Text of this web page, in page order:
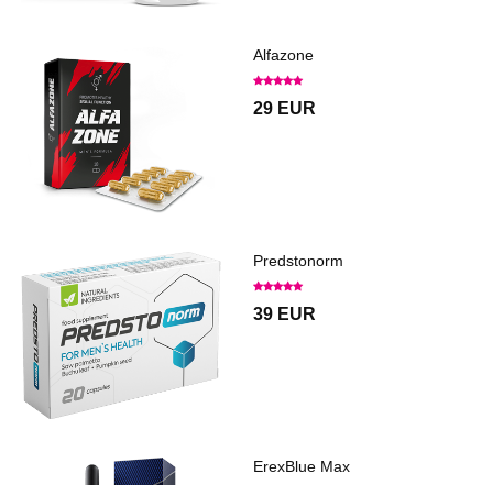
Alfazone
29 EUR
Predstonorm
39 EUR
ErexBlue Max